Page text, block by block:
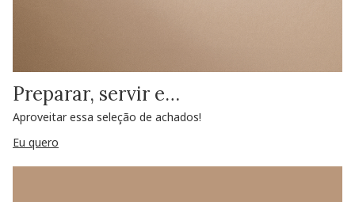
Preparar, servir e…
Aproveitar essa seleção de achados!
Eu quero